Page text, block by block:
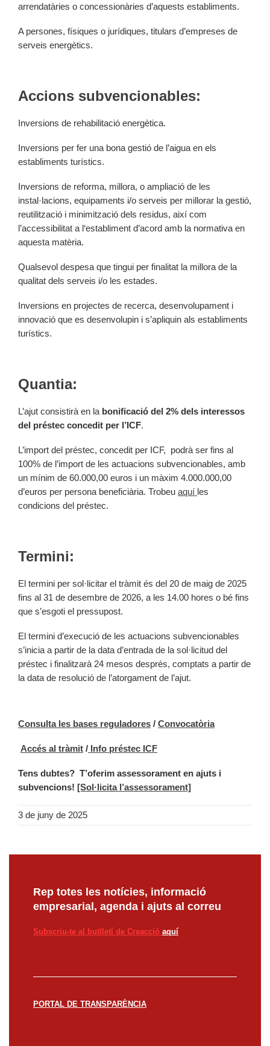
arrendatàries o concessionàries d’aquests establiments.
A persones, físiques o jurídiques, titulars d’empreses de
serveis energètics.
Accions subvencionables:
Inversions de rehabilitació energètica.
Inversions per fer una bona gestió de l’aigua en els
establiments turístics.
Inversions de reforma, millora, o ampliació de les
instal·lacions, equipaments i/o serveis per millorar la gestió,
reutilització i minimització dels residus, així com
l’accessibilitat a l‘establiment d’acord amb la normativa en
aquesta matèria.
Qualsevol despesa que tingui per finalitat la millora de la
qualitat dels serveis i/o les estades.
Inversions en projectes de recerca, desenvolupament i
innovació que es desenvolupin i s’apliquin als establiments
turístics.
Quantia:
L’ajut consistirà en la bonificació del 2% dels interessos
del préstec concedit per l’ICF.
L’import del préstec, concedit per ICF, podrà ser fins al
100% de l’import de les actuacions subvencionables, amb
un mínim de 60.000,00 euros i un màxim 4.000.000,00
d’euros per persona beneficiària. Trobeu aquí les
condicions del préstec.
Termini:
El termini per sol·licitar el tràmit és del 20 de maig de 2025
fins al 31 de desembre de 2026, a les 14.00 hores o bé fins
que s’esgoti el pressupost.
El termini d’execució de les actuacions subvencionables
s’inicia a partir de la data d’entrada de la sol·licitud del
préstec i finalitzarà 24 mesos després, comptats a partir de
la data de resolució de l’atorgament de l’ajut.
Consulta les bases reguladores / Convocatòria
Accés al tràmit / Info préstec ICF
Tens dubtes? T’oferim assessorament en ajuts i
subvencions! [Sol·licita l’assessorament]
3 de juny de 2025
Rep totes les notícies, informació
empresarial, agenda i ajuts al correu
Subscriu-te al butlletí de Creacció aquí
PORTAL DE TRANSPARÈNCIA